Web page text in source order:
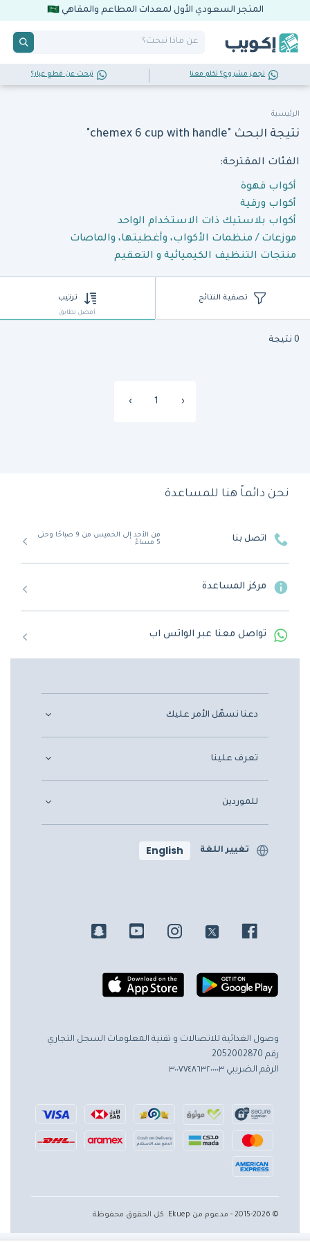
المتجر السعودي الأول لمعدات المطاعم والمقاهي
تجهز مشروع؟ تكلم معنا تبحث عن قطع غيار؟
الرئيسية
نتيجة البحث "chemex 6 cup with handle"
الفئات المقترحة:
أكواب قهوة
أكواب ورقية
أكواب بلاستيك ذات الاستخدام الواحد
موزعات / منظمات الأكواب، وأغطيتها، والماصات
منتجات التنظيف الكيميائية و التعقيم
تصفية النتائج ترتيب
أفضل تطابق
0 نتيجة
‹
1
›
نحن دائماً هنا للمساعدة
اتصل بنا
من الأحد إلى الخميس من 9 صباحًا وحتى
5 مساءً
مركز المساعدة
تواصل معنا عبر الواتس اب
دعنا نسهّل الأمر عليك
تعرف علينا
للموردين
تغيير اللغة English
وصول الغذائية للاتصالات و تقنية المعلومات السجل التجاري
رقم 2052002870
الرقم الضريبي ٣٠٠٧٧٤٨٦٣٢٠٠٠٠٣
© 2015-2026 - مدعوم من Ekuep. كل الحقوق محفوظة